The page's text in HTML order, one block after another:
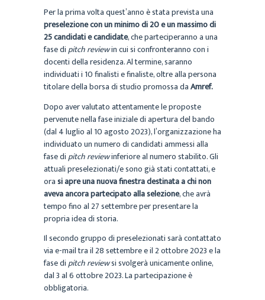
Per la prima volta quest’anno è stata prevista una
preselezione con un minimo di 20 e un massimo di
25 candidati e candidate, che parteciperanno a una
fase dipitch reviewin cui si confronteranno con i
docenti della residenza. Al termine, saranno
individuati i 10 finalisti e finaliste, oltre alla persona
titolare della borsa di studio promossa daAmref.
Dopo aver valutato attentamente le proposte
pervenute nella fase iniziale di apertura del bando
(dal 4 luglio al 10 agosto 2023), l’organizzazione ha
individuato un numero di candidati ammessi alla
fase dipitch reviewinferiore al numero stabilito. Gli
attuali preselezionati/e sono già stati contattati, e
orasi apre una nuova finestra destinata a chi non
aveva ancora partecipato alla selezione, che avrà
tempo fino al 27 settembre per presentare la
propria idea di storia.
Il secondo gruppo di preselezionati sarà contattato
via e-mail tra il 28 settembre e il 2 ottobre 2023 e la
fase dipitch reviewsi svolgerà unicamente online,
dal 3 al 6 ottobre 2023. La partecipazione è
obbligatoria.